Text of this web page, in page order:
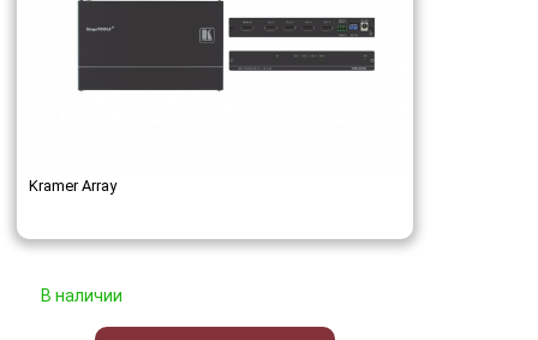
Kramer Array
В наличии